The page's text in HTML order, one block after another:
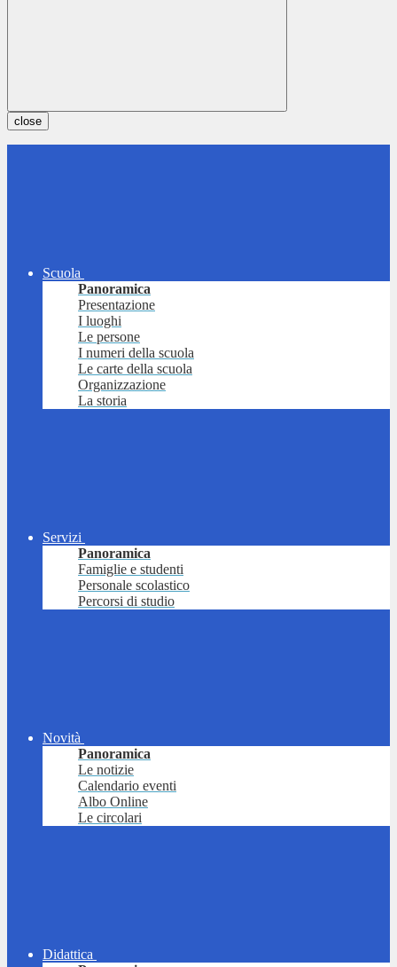
close
Scuola
Panoramica
Presentazione
I luoghi
Le persone
I numeri della scuola
Le carte della scuola
Organizzazione
La storia
Servizi
Panoramica
Famiglie e studenti
Personale scolastico
Percorsi di studio
Novità
Panoramica
Le notizie
Calendario eventi
Albo Online
Le circolari
Didattica